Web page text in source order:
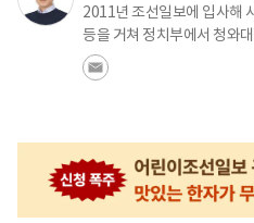
2011년 조선일보에 입사해
등을 거쳐 정치부에서 청와